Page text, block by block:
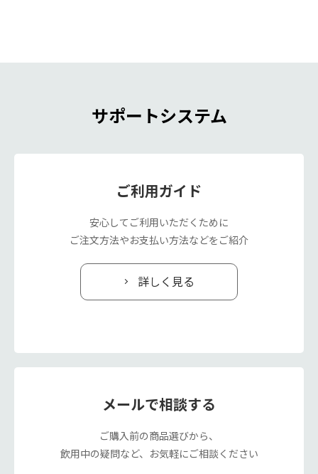
サポートシステム
ご利用ガイド
安心してご利用いただくために
ご注文方法やお支払い方法などをご紹介
詳しく見る
メールで相談する
ご購入前の商品選びから、
飲用中の疑問など、お気軽にご相談ください